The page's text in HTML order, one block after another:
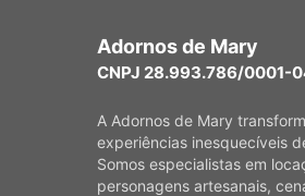
Adornos de Mary
CNPJ 28.993.786/0001-
A Adornos de Mary
experiências inesquecíveis
Somos especialistas em
personagens artesanais,